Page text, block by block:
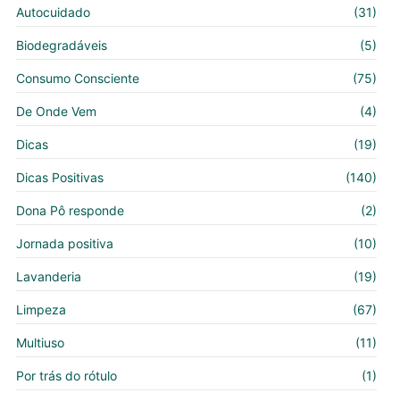
Autocuidado (31)
Biodegradáveis (5)
Consumo Consciente (75)
De Onde Vem (4)
Dicas (19)
Dicas Positivas (140)
Dona Pô responde (2)
Jornada positiva (10)
Lavanderia (19)
Limpeza (67)
Multiuso (11)
Por trás do rótulo (1)